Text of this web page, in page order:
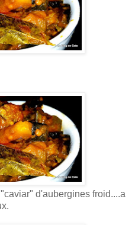
d'aubergines froid....a